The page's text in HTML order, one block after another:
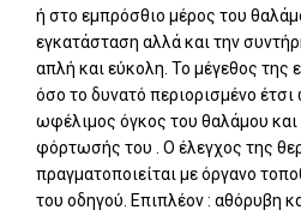
ή στο εμπρόσθιο μέρος του
εγκατάσταση αλλά και την
απλή και εύκολη. Το μέγεθος της
όσο το δυνατό περιορισμένο έτσι
ωφέλιμος όγκος του θαλάμου και
φόρτωσής του . Ο έλεγχος της
πραγματοποιείται με όργανο
του οδηγού. Επιπλέον : αθόρυβη